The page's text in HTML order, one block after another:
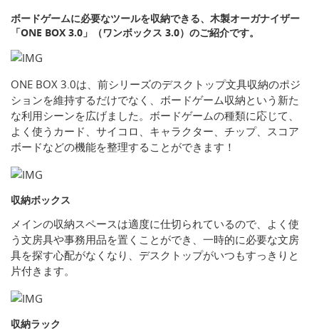
ボードゲームに必要なツールを収納できる、木製オーガナイザー
「ONE BOX 3.0」（ワンボックス 3.0）のご紹介です。
ONE BOX 3.0は、前シリーズのデスクトップ文具収納のポジ
ションを維持するだけでなく、ボードゲーム収納という新た
な利用シーンを広げました。ボードゲームの種類に応じて、
よく使うカード、サイコロ、キャラクター、チップ、スコア
ボードなどの機能を整理することができます！
収納ボックス
メインの収納スペースは適度に仕切られているので、よく使
う文房具や事務用品を置くことができ、一時的に必要な文房
具を探す心配がなくなり、デスクトップがいつもすっきりと
片付きます。
収納ラック